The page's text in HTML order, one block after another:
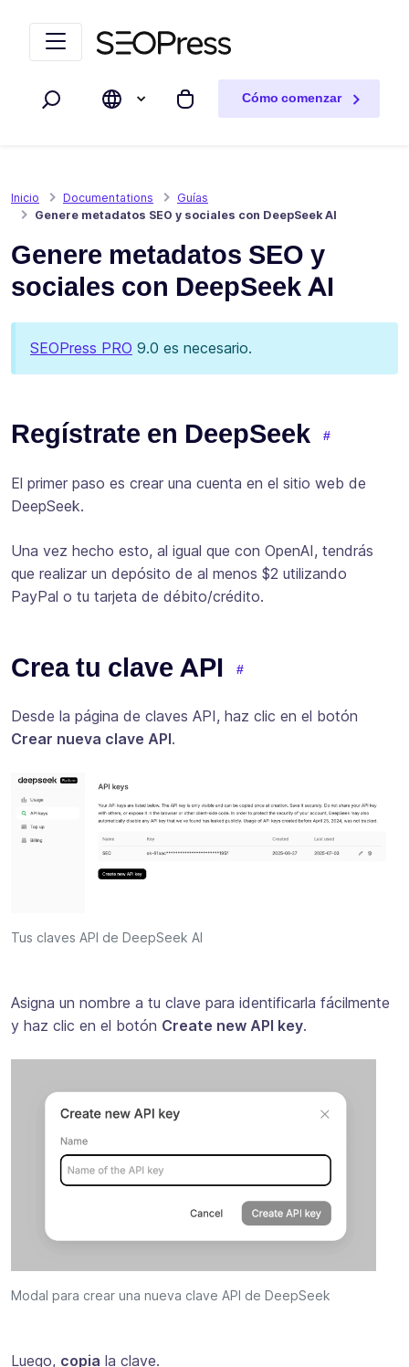
Buscar Mi carrito
Cómo comenzar
Inicio Documentations
Guías
Genere metadatos SEO y sociales con DeepSeek AI
Genere metadatos SEO y
sociales con DeepSeek AI
SEOPress PRO 9.0 es necesario.
Regístrate en DeepSeek
El primer paso es crear una cuenta en el sitio web de
DeepSeek.
Una vez hecho esto, al igual que con OpenAI, tendrás
que realizar un depósito de al menos $2 utilizando
PayPal o tu tarjeta de débito/crédito.
Crea tu clave API
Desde la página de claves API, haz clic en el botón
Crear nueva clave API.
Tus claves API de DeepSeek AI
Asigna un nombre a tu clave para identificarla fácilmente
y haz clic en el botón Create new API key.
Modal para crear una nueva clave API de DeepSeek
Luego, copia la clave.